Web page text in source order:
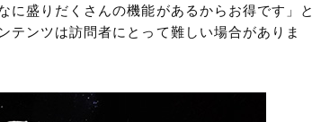
に盛りだくさんの機能があるからお得です」と
テンツは訪問者にとって難しい場合がありま